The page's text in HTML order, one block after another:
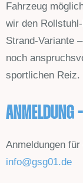
Fahrzeug
wir den
Strand-Variante
noch
sportlichen Reiz.
ANMELDUNG
Anmeldungen für
info@gsg01.de